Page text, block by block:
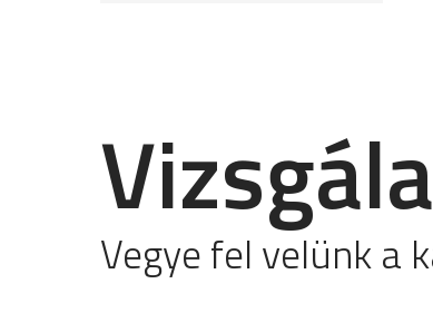
Vegye fel velünk a